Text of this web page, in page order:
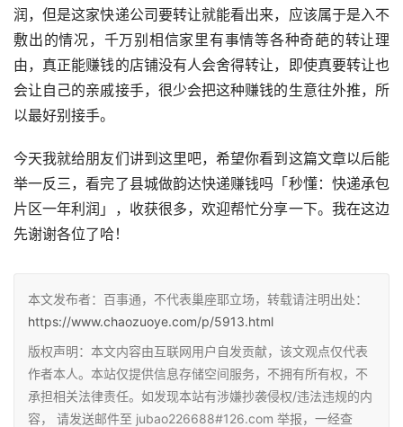
润，但是这家快递公司要转让就能看出来，应该属于是入不
敷出的情况，千万别相信家里有事情等各种奇葩的转让理
由，真正能赚钱的店铺没有人会舍得转让，即使真要转让也
会让自己的亲戚接手，很少会把这种赚钱的生意往外推，所
以最好别接手。
今天我就给朋友们讲到这里吧，希望你看到这篇文章以后能
举一反三，看完了县城做韵达快递赚钱吗「秒懂：快递承包
片区一年利润」，收获很多，欢迎帮忙分享一下。我在这边
先谢谢各位了哈！
本文发布者：百事通，不代表巢座耶立场，转载请注明出处：
https://www.chaozuoye.com/p/5913.html
版权声明：本文内容由互联网用户自发贡献，该文观点仅代表
作者本人。本站仅提供信息存储空间服务，不拥有所有权，不
承担相关法律责任。如发现本站有涉嫌抄袭侵权/违法违规的内
容， 请发送邮件至 jubao226688#126.com 举报，一经查